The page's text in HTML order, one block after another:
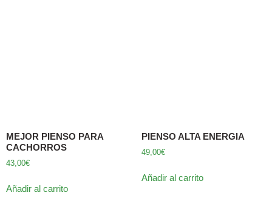
MEJOR PIENSO PARA
CACHORROS
43,00€
Añadir al carrito
PIENSO ALTA ENERGIA
49,00€
Añadir al carrito